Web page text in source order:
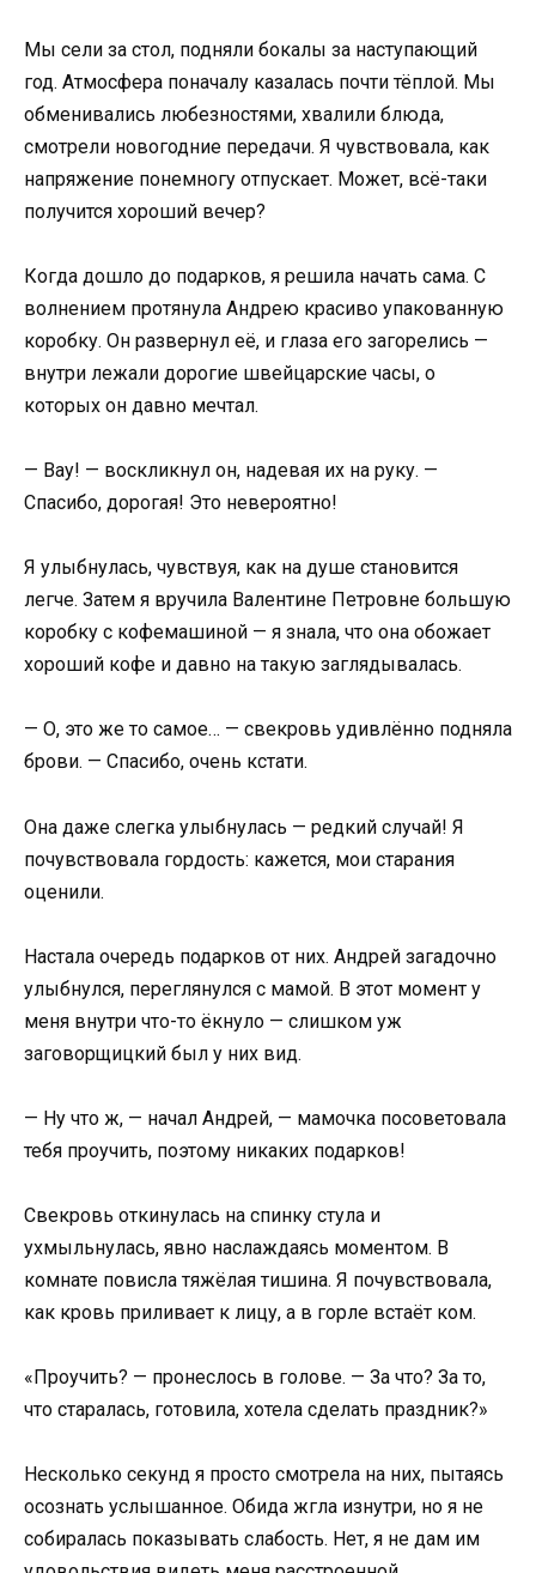
Мы сели за стол, подняли бокалы за наступающий
год. Атмосфера поначалу казалась почти тёплой. Мы
обменивались любезностями, хвалили блюда,
смотрели новогодние передачи. Я чувствовала, как
напряжение понемногу отпускает. Может, всё-таки
получится хороший вечер?
Когда дошло до подарков, я решила начать сама. С
волнением протянула Андрею красиво упакованную
коробку. Он развернул её, и глаза его загорелись —
внутри лежали дорогие швейцарские часы, о
которых он давно мечтал.
— Вау! — воскликнул он, надевая их на руку. —
Спасибо, дорогая! Это невероятно!
Я улыбнулась, чувствуя, как на душе становится
легче. Затем я вручила Валентине Петровне большую
коробку с кофемашиной — я знала, что она обожает
хороший кофе и давно на такую заглядывалась.
— О, это же то самое… — свекровь удивлённо подняла
брови. — Спасибо, очень кстати.
Она даже слегка улыбнулась — редкий случай! Я
почувствовала гордость: кажется, мои старания
оценили.
Настала очередь подарков от них. Андрей загадочно
улыбнулся, переглянулся с мамой. В этот момент у
меня внутри что-то ёкнуло — слишком уж
заговорщицкий был у них вид.
— Ну что ж, — начал Андрей, — мамочка посоветовала
тебя проучить, поэтому никаких подарков!
Свекровь откинулась на спинку стула и
ухмыльнулась, явно наслаждаясь моментом. В
комнате повисла тяжёлая тишина. Я почувствовала,
как кровь приливает к лицу, а в горле встаёт ком.
«Проучить? — пронеслось в голове. — За что? За то,
что старалась, готовила, хотела сделать праздник?»
Несколько секунд я просто смотрела на них, пытаясь
осознать услышанное. Обида жгла изнутри, но я не
собиралась показывать слабость. Нет, я не дам им